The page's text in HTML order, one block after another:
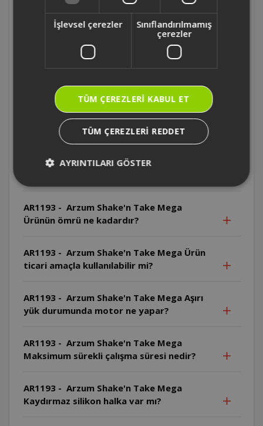
parçalar bulaşık makinesinde yıkanamaz?
AR1193 - Arzum Shake'n Take Mega Motor
gövdesi bulaşık makinesinde yıkanabilir
AR1193 - Arzum Shake'n Take Mega Motor
gövdesi suya daldırılabilir mi?
Bıçaklar neden özellikle dikkatli
AR1193 - Arzum Shake'n Take Mega
Ürünün ömrü ne kadardır?
AR1193 - Arzum Shake'n Take Mega Ürün
ticari amaçla kullanılabilir mi?
AR1193 - Arzum Shake'n Take Mega Aşırı
yük durumunda motor ne yapar?
AR1193 - Arzum Shake'n Take Mega
Maksimum sürekli çalışma süresi nedir?
AR1193 - Arzum Shake'n Take Mega
Kaydırmaz silikon halka var mı?
İşlevsel çerezler
Sınıflandırılmamış
çerezler
TÜM ÇEREZLERI KABUL ET
TÜM ÇEREZLERI REDDET
AYRINTILARI GÖSTER